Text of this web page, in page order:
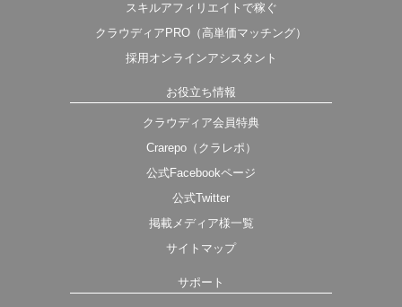
スキルアフィリエイトで稼ぐ
クラウディアPRO（高単価マッチング）
採用オンラインアシスタント
お役立ち情報
クラウディア会員特典
Crarepo（クラレポ）
公式Facebookページ
公式Twitter
掲載メディア様一覧
サイトマップ
サポート